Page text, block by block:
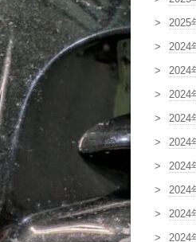
2025
2024
2024
2024
2024
2024
2024
2024
2024
2024